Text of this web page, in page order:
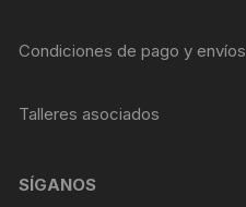
Condiciones de pago y envíos
Talleres asociados
SÍGANOS